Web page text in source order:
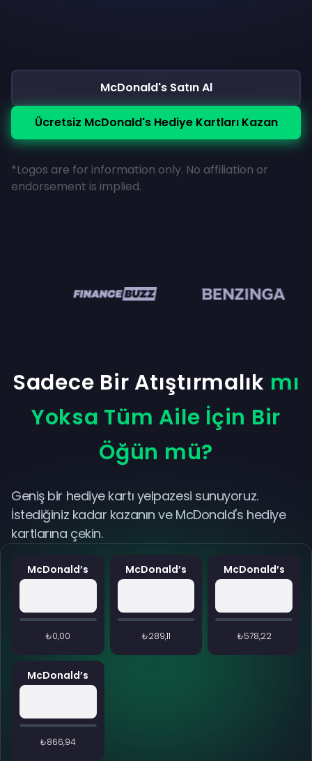
McDonald's Satın Al
Ücretsiz McDonald's Hediye Kartları Kazan
*Logos are for information only. No affiliation or
endorsement is implied.
McDonald’s
₺0,00
McDonald’s
₺289,11
McDonald’s
₺578,22
McDonald’s
₺866,94
Sadece Bir Atıştırmalık mı
Yoksa Tüm Aile İçin Bir
Öğün mü?
Geniş bir hediye kartı yelpazesi sunuyoruz.
İstediğiniz kadar kazanın ve McDonald's hediye
kartlarına çekin.